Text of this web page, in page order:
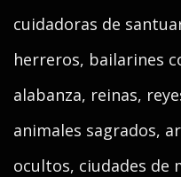
cuidadoras de
herreros, bailarines
alabanza, reinas,
animales sagrados,
ocultos, ciudades de